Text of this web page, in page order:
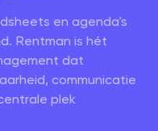
en agenda's
Rentman is hét
dat
communicatie
plek